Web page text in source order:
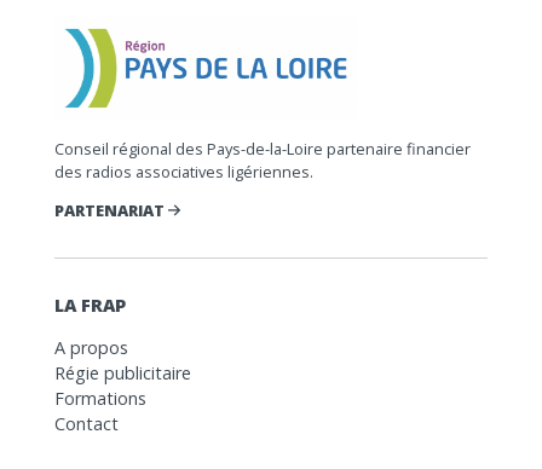
Conseil régional des Pays-de-la-Loire partenaire financier
des radios associatives ligériennes.
PARTENARIAT
LA FRAP
A propos
Régie publicitaire
Formations
Contact